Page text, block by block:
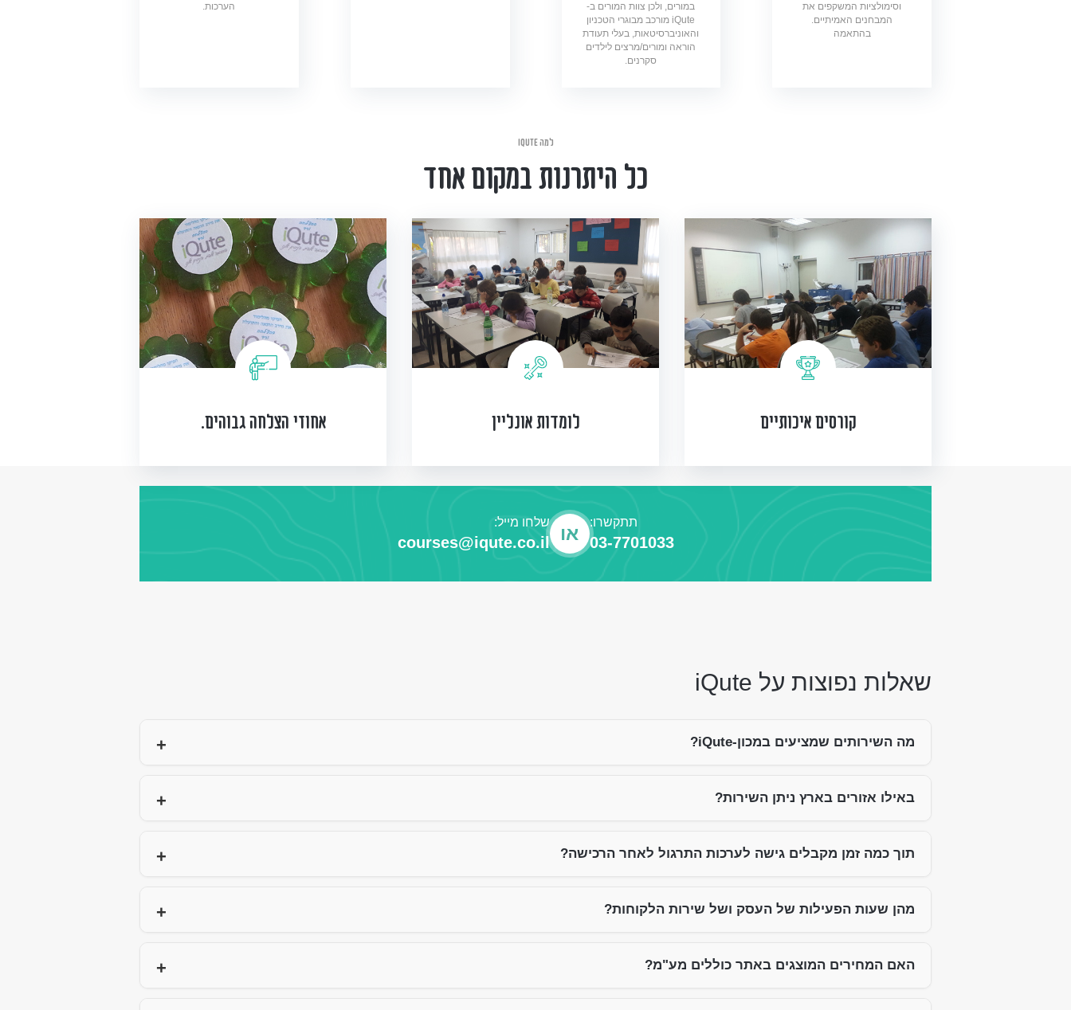
וסימולציות המשקפים את
המבחנים האמיתיים.
בהתאמה
במורים, ולכן צוות המורים ב-
iQute מורכב מבוגרי הטכניון
והאוניברסיטאות, בעלי תעודת
הוראה ומורים/מרצים לילדים
סקרנים.
הערכות.
למה iQute
כל היתרנות במקום אחד
קורסים איכותיים לומדות אונליין אחוזי הצלחה גבוהים.
תתקשרו:
03-7701033 או
שלחו מייל:
courses@iqute.co.il
שאלות נפוצות על iQute
מה השירותים שמציעים במכון-iQute?
באילו אזורים בארץ ניתן השירות?
תוך כמה זמן מקבלים גישה לערכות התרגול לאחר הרכישה?
מהן שעות הפעילות של העסק ושל שירות הלקוחות?
האם המחירים המוצגים באתר כוללים מע"מ?